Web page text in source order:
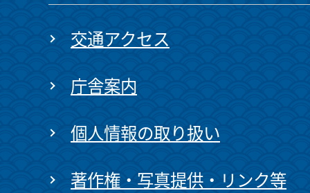
交通アクセス
庁舎案内
個人情報の取り扱い
著作権・写真提供・リンク等